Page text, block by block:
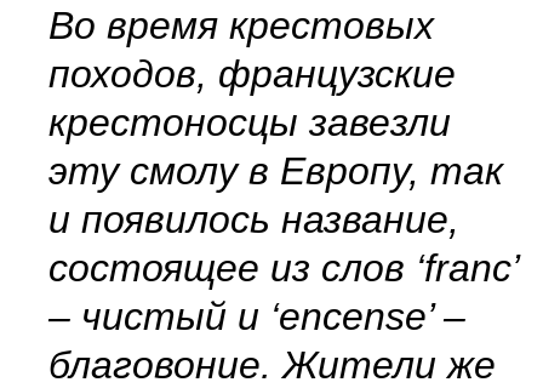
Во время крестовых
походов, французские
крестоносцы завезли
эту смолу в Европу, так
и появилось название,
состоящее из слов ‘franc’
– чистый и ‘encense’ –
благовоние. Жители же